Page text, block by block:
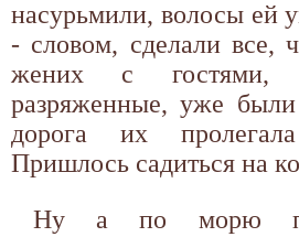
насурьмили, волосы ей
- словом, сделали все,
жених с гостями,
разряженные, уже
дорога их
Пришлось садиться на
Ну а по морю